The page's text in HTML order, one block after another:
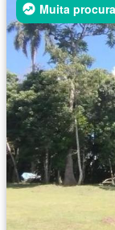
Muita procura